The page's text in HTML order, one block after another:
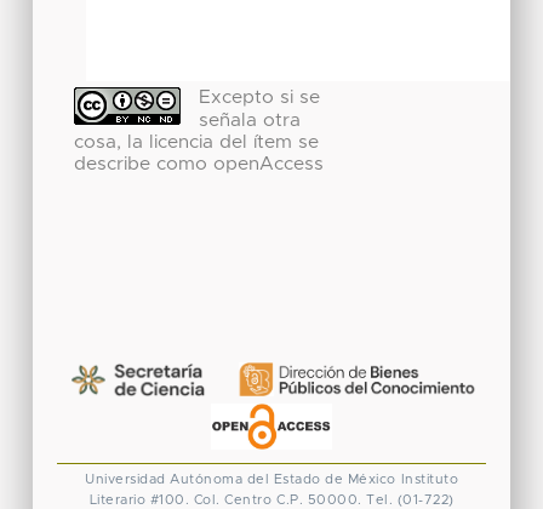
Excepto si se
señala otra
cosa, la licencia del ítem se
describe como openAccess
Universidad Autónoma del Estado de México
Instituto
Literario #100. Col. Centro C.P. 50000. Tel. (01-722)